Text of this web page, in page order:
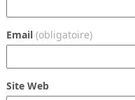
Email (obligatoire)
Site Web